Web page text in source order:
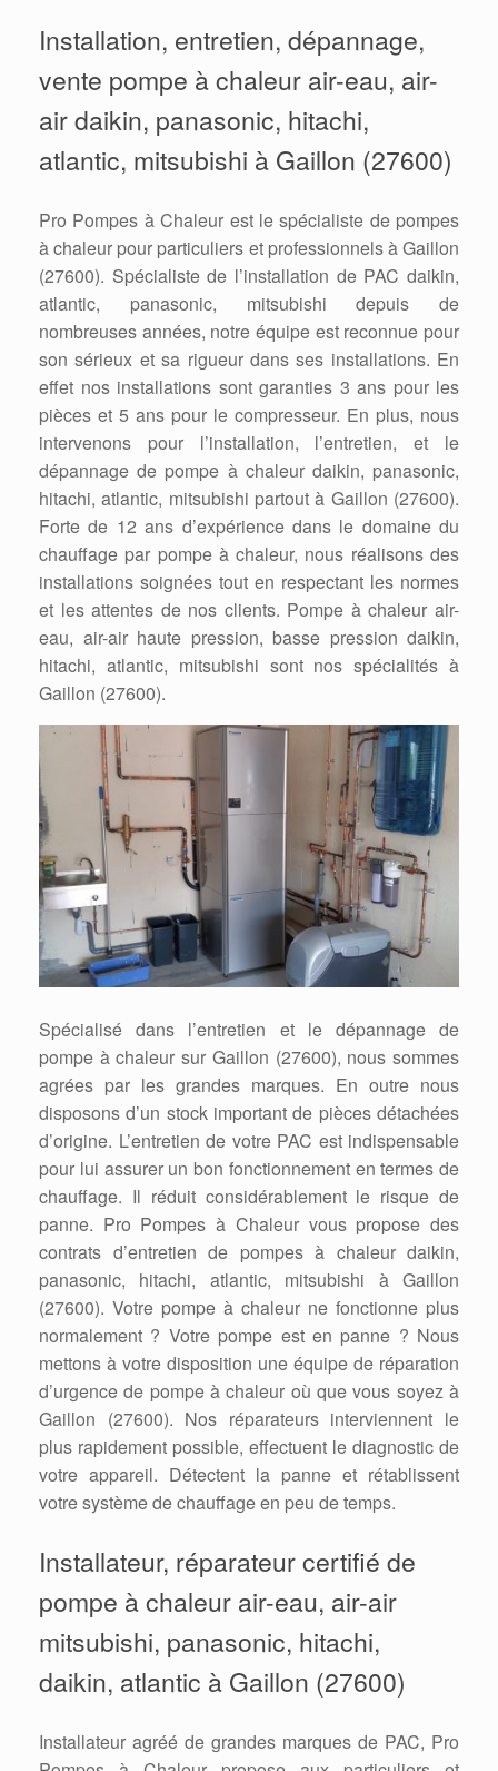
Installation, entretien, dépannage,
vente pompe à chaleur air-eau, air-
air daikin, panasonic, hitachi,
atlantic, mitsubishi à Gaillon (27600)
Pro Pompes à Chaleur est le spécialiste de pompes
à chaleur pour particuliers et professionnels à Gaillon
(27600). Spécialiste de l’installation de PAC daikin,
atlantic, panasonic, mitsubishi depuis de
nombreuses années, notre équipe est reconnue pour
son sérieux et sa rigueur dans ses installations. En
effet nos installations sont garanties 3 ans pour les
pièces et 5 ans pour le compresseur. En plus, nous
intervenons pour l’installation, l’entretien, et le
dépannage de pompe à chaleur daikin, panasonic,
hitachi, atlantic, mitsubishi partout à Gaillon (27600).
Forte de 12 ans d’expérience dans le domaine du
chauffage par pompe à chaleur, nous réalisons des
installations soignées tout en respectant les normes
et les attentes de nos clients. Pompe à chaleur air-
eau, air-air haute pression, basse pression daikin,
hitachi, atlantic, mitsubishi sont nos spécialités à
Gaillon (27600).
Spécialisé dans l’entretien et le dépannage de
pompe à chaleur sur Gaillon (27600), nous sommes
agrées par les grandes marques. En outre nous
disposons d’un stock important de pièces détachées
d’origine. L’entretien de votre PAC est indispensable
pour lui assurer un bon fonctionnement en termes de
chauffage. Il réduit considérablement le risque de
panne. Pro Pompes à Chaleur vous propose des
contrats d’entretien de pompes à chaleur daikin,
panasonic, hitachi, atlantic, mitsubishi à Gaillon
(27600). Votre pompe à chaleur ne fonctionne plus
normalement ? Votre pompe est en panne ? Nous
mettons à votre disposition une équipe de réparation
d’urgence de pompe à chaleur où que vous soyez à
Gaillon (27600). Nos réparateurs interviennent le
plus rapidement possible, effectuent le diagnostic de
votre appareil. Détectent la panne et rétablissent
votre système de chauffage en peu de temps.
Installateur, réparateur certifié de
pompe à chaleur air-eau, air-air
mitsubishi, panasonic, hitachi,
daikin, atlantic à Gaillon (27600)
Installateur agréé de grandes marques de PAC, Pro